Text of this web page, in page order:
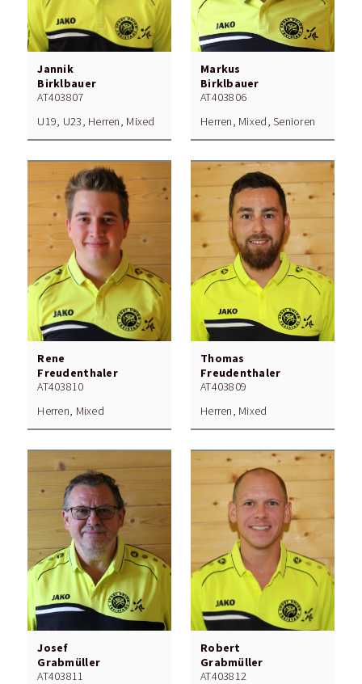
Jannik
Birklbauer
AT403807
U19, U23, Herren, Mixed
Markus
Birklbauer
AT403806
Herren, Mixed, Senioren
Rene
Freudenthaler
AT403810
Herren, Mixed
Thomas
Freudenthaler
AT403809
Herren, Mixed
Josef
Grabmüller
AT403811
Robert
Grabmüller
AT403812